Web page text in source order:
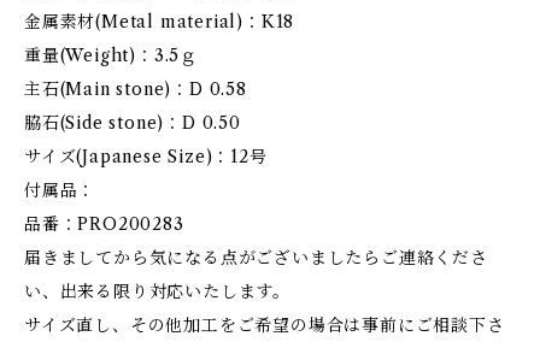
金属素材(Metal material)：K18
重量(Weight)：3.5ｇ
主石(Main stone)：D 0.58
脇石(Side stone)：D 0.50
サイズ(Japanese Size)：12号
付属品：
品番：PRO200283
届きましてから気になる点がございましたらご連絡くださ
い、出来る限り対応いたします。
サイズ直し、その他加工をご希望の場合は事前にご相談下さ